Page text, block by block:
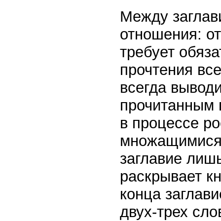
Между
отношения:
требует
прочтения
всегда
прочитанным
в процессе
заглавие
раскрывает
конца
двух-трех